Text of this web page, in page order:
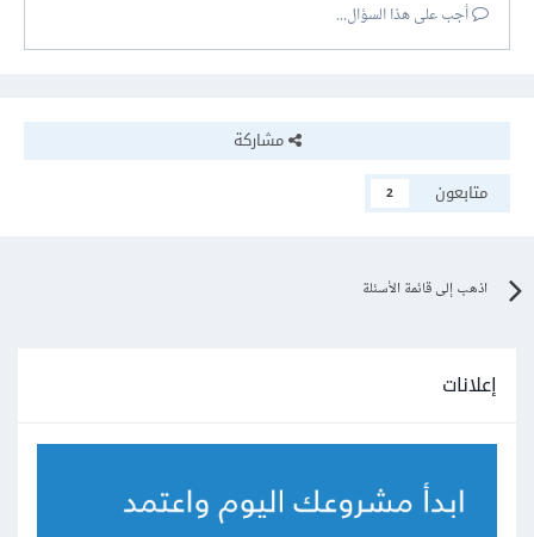
أجب على هذا السؤال...
مشاركة
متابعون
2
اذهب إلى قائمة الأسئلة
إعلانات